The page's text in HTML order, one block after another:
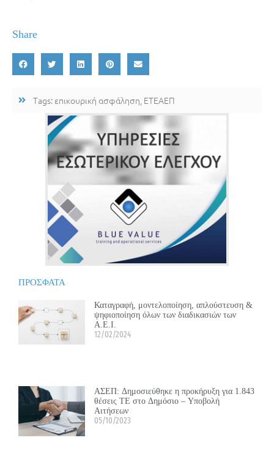
Share
Tags: επικουρική ασφάληση, ΕΤΕΑΕΠ
ΠΡΟΣΦΑΤΑ
Καταγραφή, μοντελοποίηση, απλούστευση &
ψηφιοποίηση όλων των διαδικασιών των
Α.Ε.Ι.
12/02/2024
ΑΣΕΠ: Δημοσιεύθηκε η προκήρυξη για 1.843
θέσεις ΤΕ στο Δημόσιο – Υποβολή
Αιτήσεων
05/10/2023